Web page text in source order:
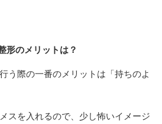
形のメリットは？
う際の一番のメリットは「持ちのよ
スを入れるので、少し怖いイメージ